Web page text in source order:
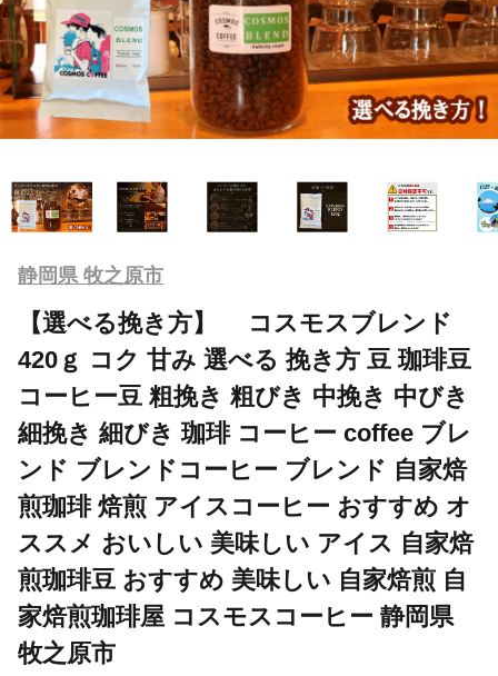
静岡県 牧之原市
【選べる挽き方】 コスモスブレンド
420ｇ コク 甘み 選べる 挽き方 豆 珈琲豆
コーヒー豆 粗挽き 粗びき 中挽き 中びき
細挽き 細びき 珈琲 コーヒー coffee ブレ
ンド ブレンドコーヒー ブレンド 自家焙
煎珈琲 焙煎 アイスコーヒー おすすめ オ
ススメ おいしい 美味しい アイス 自家焙
煎珈琲豆 おすすめ 美味しい 自家焙煎 自
家焙煎珈琲屋 コスモスコーヒー 静岡県
牧之原市